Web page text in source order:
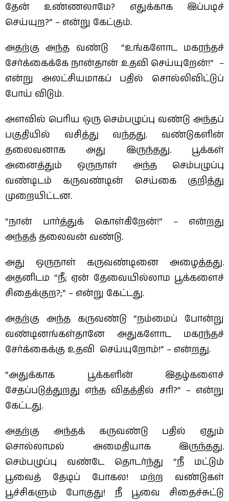
தேன் உண்ணலாமே? எதுக்காக இப்படிச்
செய்யுற?” – என்று கேட்கும்.
அதற்கு அந்த வண்டு “உங்களோட மகரந்தச்
சேர்க்கைக்கே நான்தான் உதவி செய்யுறேன்!” –
என்று அலட்சியமாகப் பதில் சொல்லிவிட்டுப்
போய் விடும்.
அளவில் பெரிய ஒரு செம்பழுப்பு வண்டு அந்தப்
பகுதியில் வசித்து வந்தது. வண்டுகளின்
தலைவனாக அது இருந்தது. பூக்கள்
அனைத்தும் ஒருநாள் அந்த செம்பழுப்பு
வண்டிடம் கருவண்டின் செய்கை குறித்து
முறையிட்டன.
“நான் பார்த்துக் கொள்கிறேன்!” – என்றது
அந்தத் தலைவன் வண்டு.
அது ஒருநாள் கருவண்டினை அழைத்தது.
அதனிடம “நீ; ஏன் தேவையில்லாம பூக்களைச்
சிதைக்குற?;” – என்று கேட்டது.
அதற்கு அந்த கருவண்டு “நம்மைப் போன்று
வண்டினங்கள்தானே அதுகளோட மகரந்தச்
சேர்க்கைக்கு உதவி செய்யுறோம்!” – என்றது.
“அதுக்காக பூக்களின் இதழ்களைச்
சேதப்படுத்துறது எந்த விதத்தில் சரி?” – என்று
கேட்டது.
அதற்கு அந்தக் கருவண்டு பதில் ஏதும்
சொல்லாமல் அமைதியாக இருந்தது.
செம்பழுப்பு வண்டே தொடர்ந்து “நீ மட்டும்
பூவைத் தேடிப் போகல! மற்ற வண்டுகள்
பூச்சிகளும் போகுது! நீ பூவை சிதைச்சுட்டு